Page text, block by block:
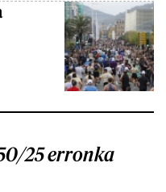
25 erronka